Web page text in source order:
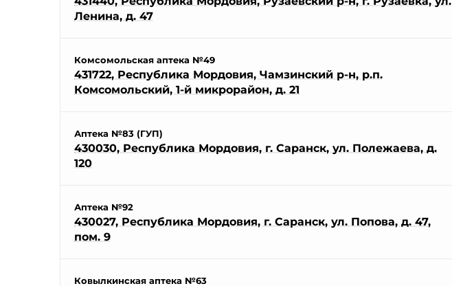
Ленина, д. 47
Комсомольская аптека №49
431722, Республика Мордовия, Чамзинский р-н, р.п.
Комсомольский, 1-й микрорайон, д. 21
Аптека №83 (ГУП)
430030, Республика Мордовия, г. Саранск, ул. Полежаева, д.
120
Аптека №92
430027, Республика Мордовия, г. Саранск, ул. Попова, д. 47,
пом. 9
Ковылкинская аптека №63